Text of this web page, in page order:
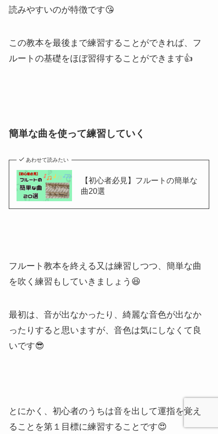
読みやすいのが特徴です😘
この教本を最後まで練習することができれば、フ
ルートの基礎をほぼ習得することができます👍
簡単な曲を使って練習していく
あわせて読みたい
【初心者必見】フルートの簡単な
曲20選
フルート教本を終える又は練習しつつ、簡単な曲
を吹く練習もしていきましょう😆
最初は、音が出なかったり、綺麗な音色が出なか
ったりすると思いますが、音色は気にしなくて良
いです😎
とにかく、初心者のうちは音を出して運指を覚え
ることを第１目標に練習することです😍